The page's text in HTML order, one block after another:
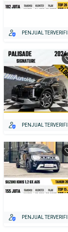
PENJUAL
PENJUAL
PENJUAL